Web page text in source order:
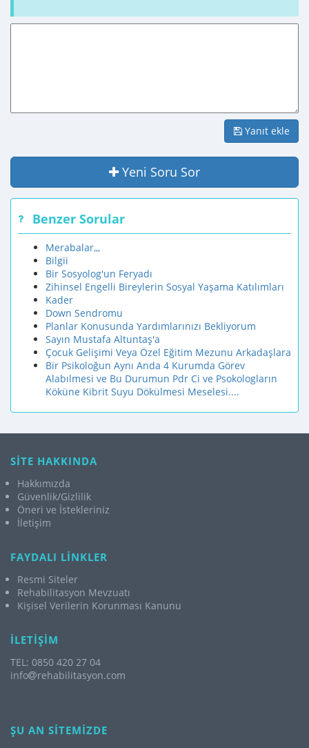
Yanıt ekle
Yeni Soru Sor
Benzer Sorular
Merabalar,,,
Bilgii
Bir Sosyolog'un Feryadı
Zihinsel Engelli Bireylerin Sosyal Yaşama Katılımları
Kader
Down Sendromu
Planlar Konusunda Yardımlarınızı Bekliyorum
Sayın Mustafa Altuntaş'a
Çocuk Gelişimi Veya Özel Eğitim Mezunu Arkadaşlara
Bir Psikoloğun Aynı Anda 4 Kurumda Görev
Alabılmesi ve Bu Durumun Pdr Ci ve Psokologların
Köküne Kibrit Suyu Dökülmesi Meselesi....
SİTE HAKKINDA
Hakkımızda
Güvenlik/Gizlilik
Öneri ve İstekleriniz
İletişim
FAYDALI LİNKLER
Resmi Siteler
Rehabilitasyon Mevzuatı
Kişisel Verilerin Korunması Kanunu
İLETİŞİM
TEL: 0850 420 27 04
info
rehabilitasyon.com
ŞU AN SİTEMİZDE